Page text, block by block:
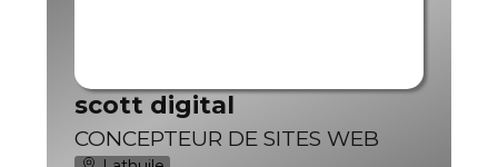
scott digital
CONCEPTEUR DE SITES WEB